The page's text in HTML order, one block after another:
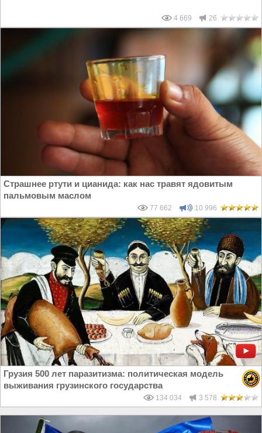
4 669 26
Страшнее ртути и цианида: как нас травят ядовитым
пальмовым маслом
77 662 10 996
Грузия 500 лет паразитизма: политическая модель
выживания грузинского государства
134 034 3 578